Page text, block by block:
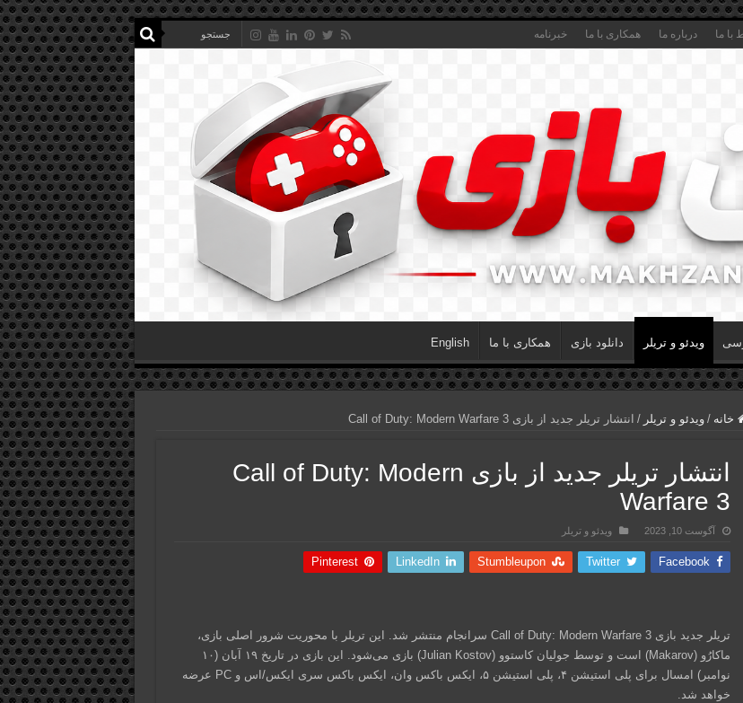
با ما درباره ما همکاری با ما خبرنامه
ویدئو و تریلر دانلود بازی همکاری با ما English
خانه / ویدئو و تریلر / انتشار تریلر جدید از بازی Call of Duty: Modern Warfare 3
انتشار تریلر جدید از بازی Call of Duty: Modern
Warfare 3
آگوست 10, 2023 ویدئو و تریلر
Facebook
Twitter
Stumbleupon
LinkedIn
Pinterest
تریلر جدید بازی Call of Duty: Modern Warfare 3 سرانجام منتشر شد. این تریلر با محوریت شرور اصلی بازی،
ماکارُو (Makarov) است و توسط جولیان کاستوو (Julian Kostov) بازی می‌شود. این بازی در تاریخ ۱۹ آبان (۱۰
نوامبر) امسال برای پلی استیشن ۴، پلی استیشن ۵، ایکس باکس وان، ایکس باکس سری ایکس/اس و PC عرضه
خواهد شد.